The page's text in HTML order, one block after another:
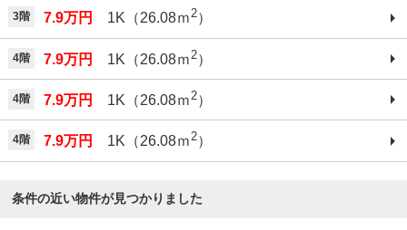
3階 7.9万円 1K（26.08ｍ2）
4階 7.9万円 1K（26.08ｍ 2）
4階 7.9万円 1K（26.08ｍ 2）
4階 7.9万円 1K（26.08ｍ2）
条件の近い物件が見つかりました